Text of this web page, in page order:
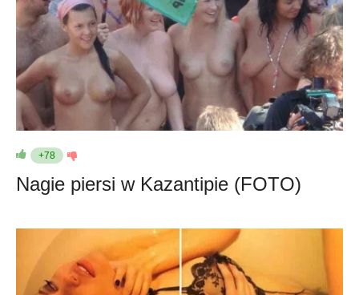
+78
Nagie piersi w Kazantipie (FOTO)